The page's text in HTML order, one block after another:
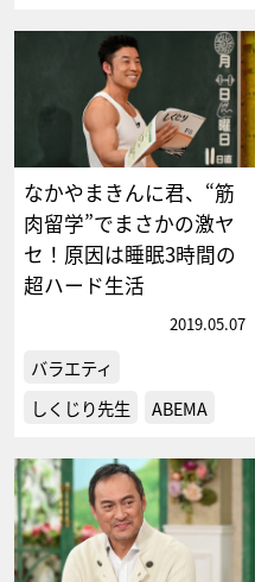
なかやまきんに君、“筋
肉留学”でまさかの激ヤ
セ！原因は睡眠3時間の
超ハード生活
2019.05.07
バラエティ
しくじり先生
ABEMA